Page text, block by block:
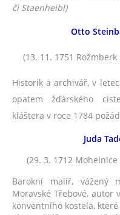
či Staenheibl)
Otto
(13. 11. 1751
Historik a archivář, v
opatem žďárského
kláštera v roce 1784
Juda
(29. 3. 1712
Barokní malíř, vážený
Moravské Třebové,
konventního kostela,